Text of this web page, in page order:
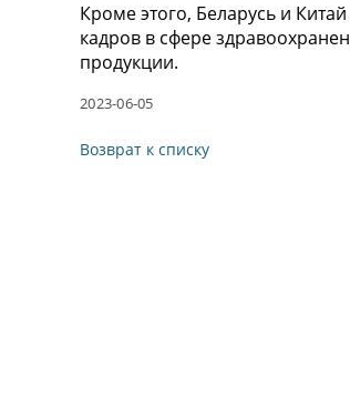
Кроме этого, Беларусь и
кадров в сфере
продукции.
2023-06-05
Возврат к списку